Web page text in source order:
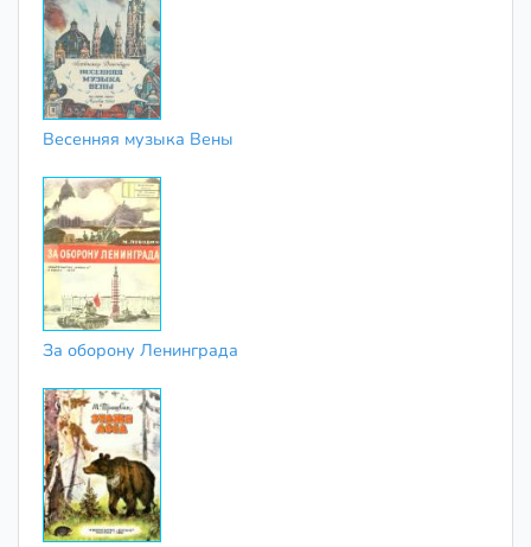
Весенняя музыка Вены
За оборону Ленинграда